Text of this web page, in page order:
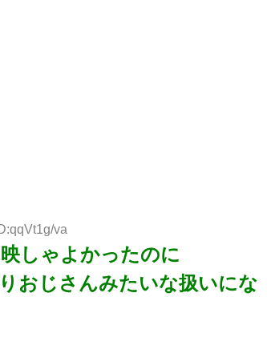
va
しゃよかったのに
おじさんみたいな扱いにな